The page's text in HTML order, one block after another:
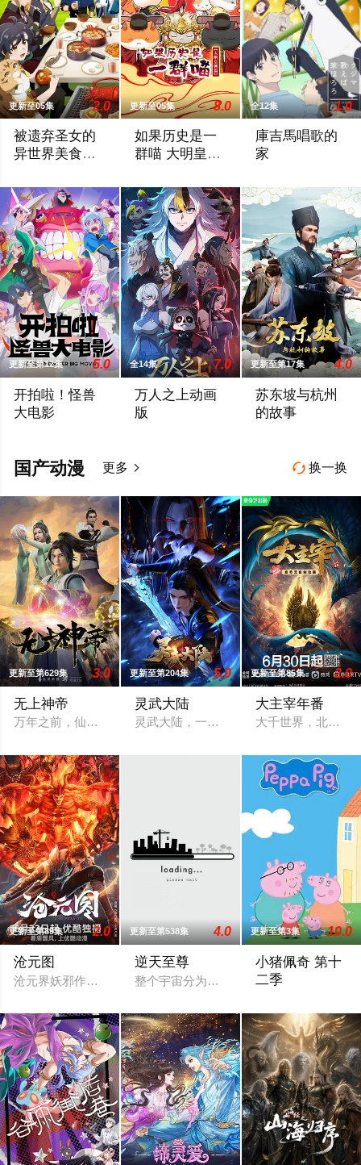
更新至05集 2.0
被遗弃圣女的
异世界美食之
召唤了露营车
更新至05集 8.0
如果历史是一
群喵 大明皇朝
全12集 1.0
庫吉馬唱歌的
家
更新至第12集 5.0
开拍啦！怪兽
大电影
全14集 7.0
万人之上动画
版
更新至第17集 4.0
苏东坡与杭州
的故事
 换一换
国产动漫 更多 
更新至第629集 3.0
无上神帝
万年之前，仙王牧云因持有诛仙图而遭人暗算，残魂沉睡万年之
更新至第204集 5.0
灵武大陆
灵武大陆，一个灵力和武魂并存的世界，
更新至第85集 2.0
大主宰年番
大千世界，北灵境
更新至第89集 2.0
沧元图
沧元界妖邪作乱，人族饱受摧残，主角孟川自小立下为母复仇
更新至第538集 4.0
逆天至尊
整个宇宙分为域内宇宙和域外宇宙，两个
更新至第3集 10.0
小猪佩奇 第十
二季